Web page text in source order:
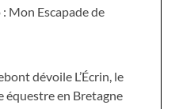
Mon Escapade de
dévoile L’Écrin, le
équestre en Bretagne